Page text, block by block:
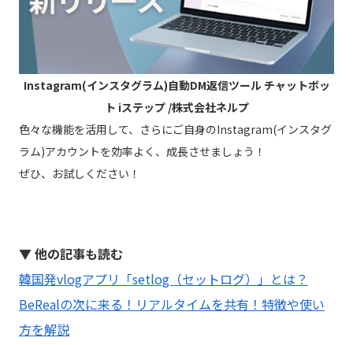
Instagram(インスタグラム)自動DM返信ツール チャットボッ
ト iステップ /株式会社ネルプ
色々な機能を活用して、さらにご自身のInstagram(インスタグ
ラム)アカウントを効率よく、成長させましょう！
ぜひ、お試しください！
▼ 他の記事も読む
韓国発vlogアプリ「setlog（セットログ）」とは？
BeRealの次に来る！リアルタイムを共有！特徴や使い
方を解説